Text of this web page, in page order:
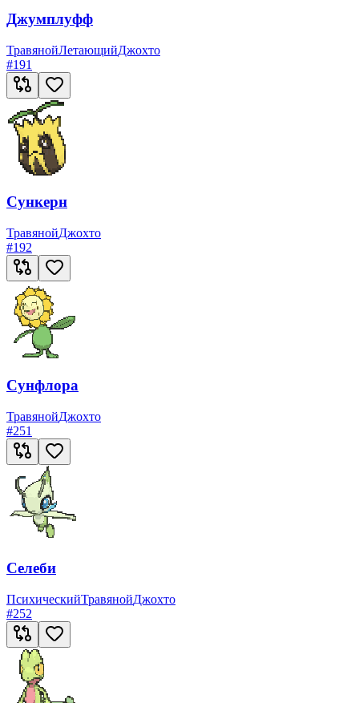
Джумплуфф
ТравянойЛетающийДжохто
#191
Сункерн
ТравянойДжохто
#192
Сунфлора
ТравянойДжохто
#251
Селеби
ПсихическийТравянойДжохто
#252